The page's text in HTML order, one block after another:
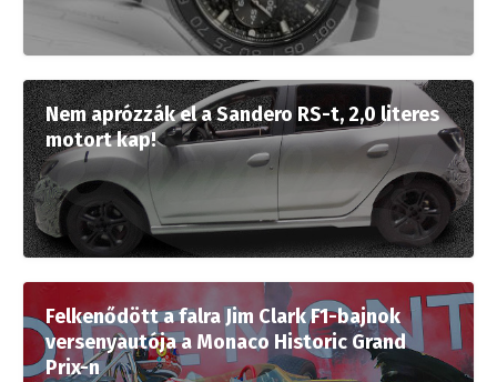
Nem aprózzák el a Sandero RS-t, 2,0 literes
motort kap!
Felkenődött a falra Jim Clark F1-bajnok
versenyautója a Monaco Historic Grand
Prix-n